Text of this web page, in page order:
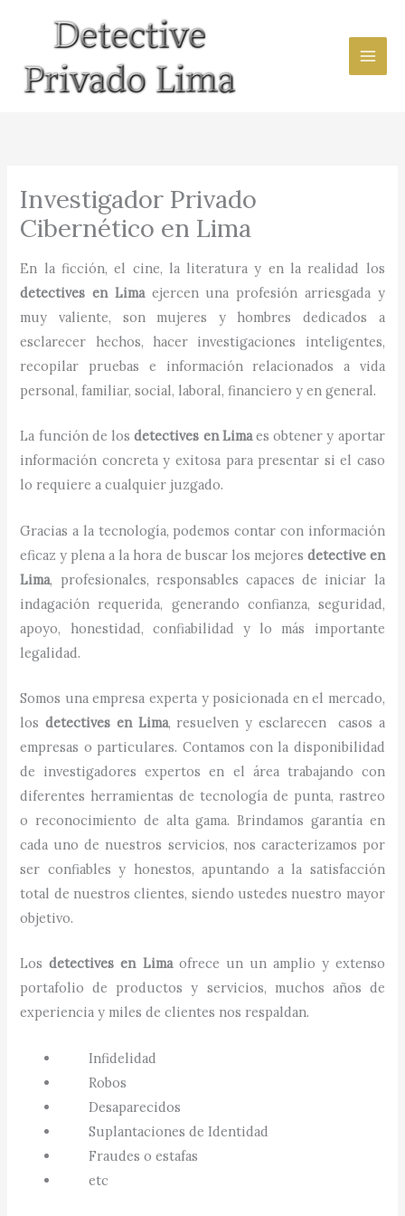
contenido
Investigador Privado
Cibernético en Lima
En la ficción, el cine, la literatura y en la realidad los
detectives en Lima ejercen una profesión arriesgada y
muy valiente, son mujeres y hombres dedicados a
esclarecer hechos, hacer investigaciones inteligentes,
recopilar pruebas e información relacionados a vida
personal, familiar, social, laboral, financiero y en general.
La función de losdetectives enLimaes obtener y aportar
información concreta y exitosa para presentar si el caso
lo requiere a cualquier juzgado.
Gracias a la tecnología, podemos contar con información
eficaz y plena a la hora de buscar los mejores detective en
Lima, profesionales, responsables capaces de iniciar la
indagación requerida, generando confianza, seguridad,
apoyo, honestidad, confiabilidad y lo más importante
legalidad.
Somos una empresa experta y posicionada en el mercado,
losdetectives en Lima, resuelven y esclarecen casos a
empresas o particulares. Contamos con la disponibilidad
de investigadores expertos en el área trabajando con
diferentes herramientas de tecnología de punta, rastreo
o reconocimiento de alta gama. Brindamos garantía en
cada uno de nuestros servicios, nos caracterizamos por
ser confiables y honestos, apuntando a la satisfacción
total de nuestros clientes, siendo ustedes nuestro mayor
objetivo.
Losdetectivesen Lima ofrece un un amplio y extenso
portafolio de productos y servicios, muchos años de
experiencia y miles de clientes nos respaldan.
Infidelidad
Robos
Desaparecidos
Suplantaciones de Identidad
Fraudes o estafas
etc